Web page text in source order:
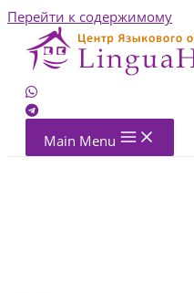
Перейти к содержимому
Main Menu